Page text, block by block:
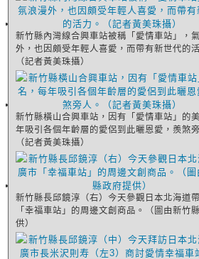
新竹縣內灣線合興車站被稱「愛情車站」，
外，也因頗受年輕人喜愛，而帶有新世代的活
（記者黃美珠攝）
新竹縣橫山合興車站，因有「愛情車站」的
年吸引各個年齡層的愛侶到此曬恩愛，羨煞旁
（記者黃美珠攝）
新竹縣長邱鏡淳（右）今天參觀日本北海道
「幸福車站」的周邊文創商品。（圖由新竹
供）